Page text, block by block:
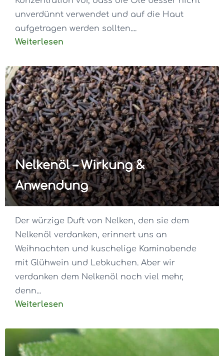
unverdünnt verwendet und auf die Haut
aufgetragen werden sollten....
Weiterlesen
Nelkenöl – Wirkung &
Anwendung
Der würzige Duft von Nelken, den sie dem
Nelkenöl verdanken, erinnert uns an
Weihnachten und kuschelige Kaminabende
mit Glühwein und Lebkuchen. Aber wir
verdanken dem Nelkenöl noch viel mehr,
denn...
Weiterlesen